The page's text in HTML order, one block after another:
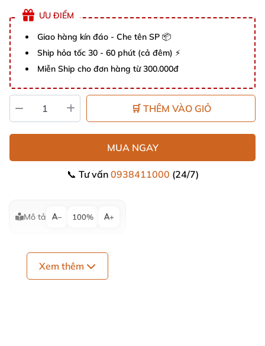
ƯU ĐIỂM
Giao hàng kín đáo - Che tên SP 📦
Ship hỏa tốc 30 - 60 phút (cả đêm) ⚡
Miễn Ship cho đơn hàng từ 300.000đ
🛒 THÊM VÀO GIỎ
MUA NGAY
📞 Tư vấn 0938411000 (24/7)
Mô tả − 100% +
Xem thêm